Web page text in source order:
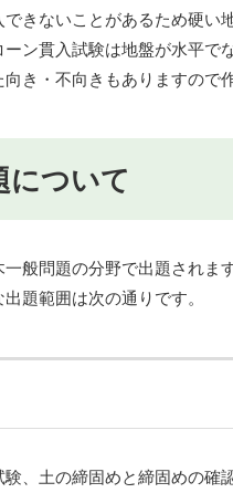
きないことがあるため硬い
ン貫入試験は地盤が水平
き・不向きもありますので
について
般問題の分野で出題されます
題範囲は次の通りです。
、土の締固めと締固めの